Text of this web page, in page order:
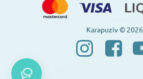
Karapuziv © 2026